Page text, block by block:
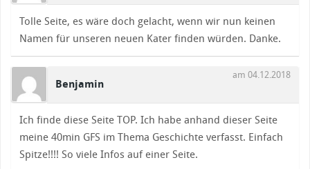
Tolle Seite, es wäre doch gelacht, wenn wir nun keinen
Namen für unseren neuen Kater finden würden. Danke.
Benjamin
am 04.12.2018
Ich finde diese Seite TOP. Ich habe anhand dieser Seite
meine 40min GFS im Thema Geschichte verfasst. Einfach
Spitze!!!! So viele Infos auf einer Seite.